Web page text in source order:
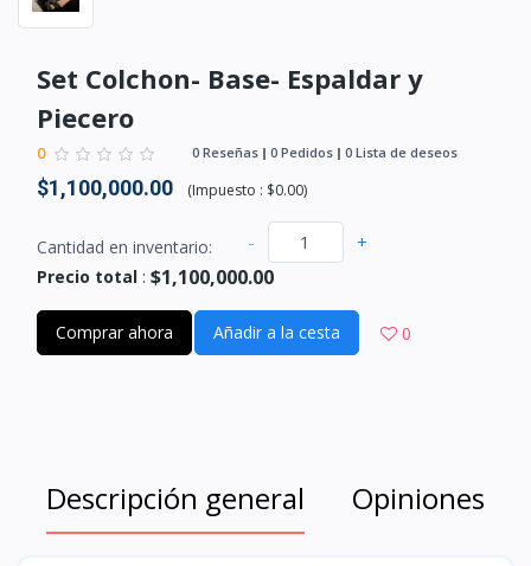
Set Colchon- Base- Espaldar y
Piecero
0 0 Reseñas 0 Pedidos 0 Lista de deseos
$1,100,000.00 (Impuesto : $0.00)
Cantidad en inventario: - +
Precio total : $1,100,000.00
Comprar ahora Añadir a la cesta 0
Descripción general Opiniones